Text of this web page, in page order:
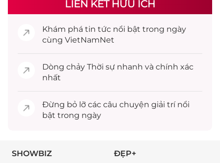
LIÊN KẾT HỮU ÍCH
Khám phá tin tức nổi bật trong ngày
cùng VietNamNet
Dòng chảy Thời sự nhanh và chính xác
nhất
Đừng bỏ lỡ các câu chuyện giải trínổi
bật trong ngày
SHOWBIZ ĐẸP+